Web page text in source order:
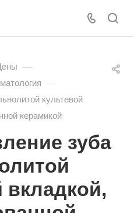
Цены —
—
культевой
керамикой
зуба
вкладкой,